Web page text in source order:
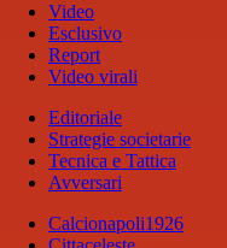
Video
Esclusivo
Report
Video virali
Editoriale
Strategie societarie
Tecnica e Tattica
Avversari
Calcionapoli1926